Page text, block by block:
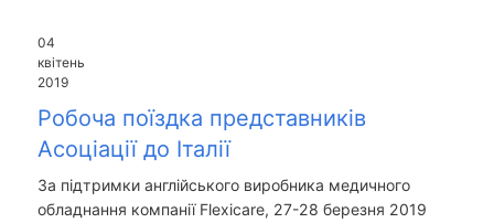
04
квітень
2019
Робоча поїздка представників
Асоціації до Італії
За підтримки англійського виробника медичного
обладнання компанії Flexicare, 27-28 березня 2019